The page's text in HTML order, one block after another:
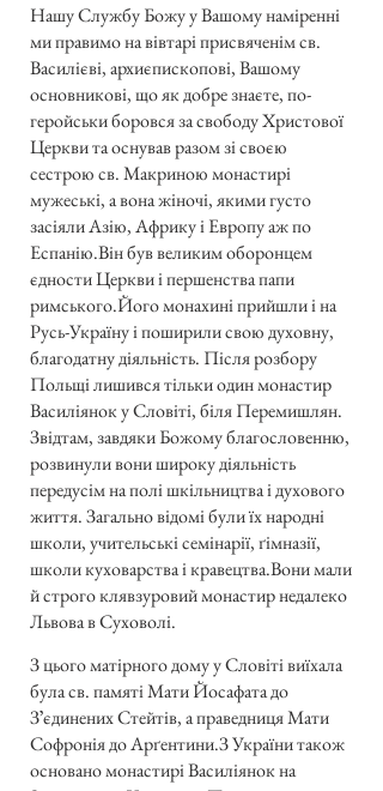
Нашу Службу Божу у Вашому наміренні
ми правимо на вівтарі присвяченім св.
Василієві, архиєпископові, Вашому
основникові, що як добре знаєте, по-
геройськи боровся за свободу Христової
Церкви та оснував разом зі своєю
сестрою св. Макриною монастирі
мужеські, а вона жіночі, якими густо
засіяли Азію, Африку і Европу аж по
Еспанію.Він був великим оборонцем
єдности Церкви і першенства папи
римського.Його монахині прийшли і на
Русь-Україну і поширили свою духовну,
благодатну діяльність. Після розбору
Польщі лишився тільки один монастир
Василіянок у Словіті, біля Перемишлян.
Звідтам, завдяки Божому благословенню,
розвинули вони широку діяльність
передусім на полі шкільництва і духового
життя. Загально відомі були їх народні
школи, учительські семінарії, ґімназії,
школи куховарства і кравецтва.Вони мали
й строго клявзуровий монастир недалеко
Львова в Суховолі.
З цього матірного дому у Словіті виїхала
була св. памяті Мати Йосафата до
Зʼєдинених Стейтів, а праведниця Мати
Софронія до Арґентини.З України також
основано монастирі Василіянок на